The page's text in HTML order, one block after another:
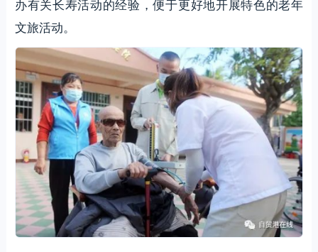
办有关长寿活动的经验，便于更好地开展特色的老年
文旅活动。